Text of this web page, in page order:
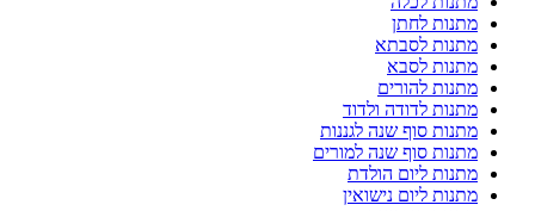
מתנות לחתן
מתנות לסבתא
מתנות לסבא
מתנות להורים
מתנות לדודה ולדוד
מתנות סוף שנה לגננות
מתנות סוף שנה למורים
מתנות ליום הולדת
מתנות ליום נישואין